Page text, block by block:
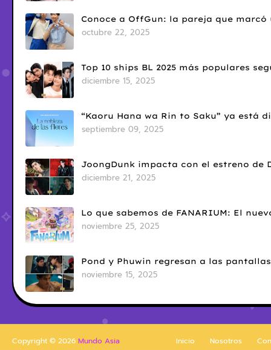
Conoce a OffGun: la pareja que
octubre 22, 2025
Top 10 ships BL 2025 más populares
diciembre 15, 2025
“Kaoru Hana wa Rin to Saku” ya está
septiembre 09, 2025
JoongDunk impacta con el estreno de
diciembre 21, 2025
Lo que sabemos de FANARIUM: El
noviembre 25, 2025
Pond y Phuwin regresan a las
noviembre 15, 2025
Inicio Nosotros
Copyright © 2026 Mundo Asia